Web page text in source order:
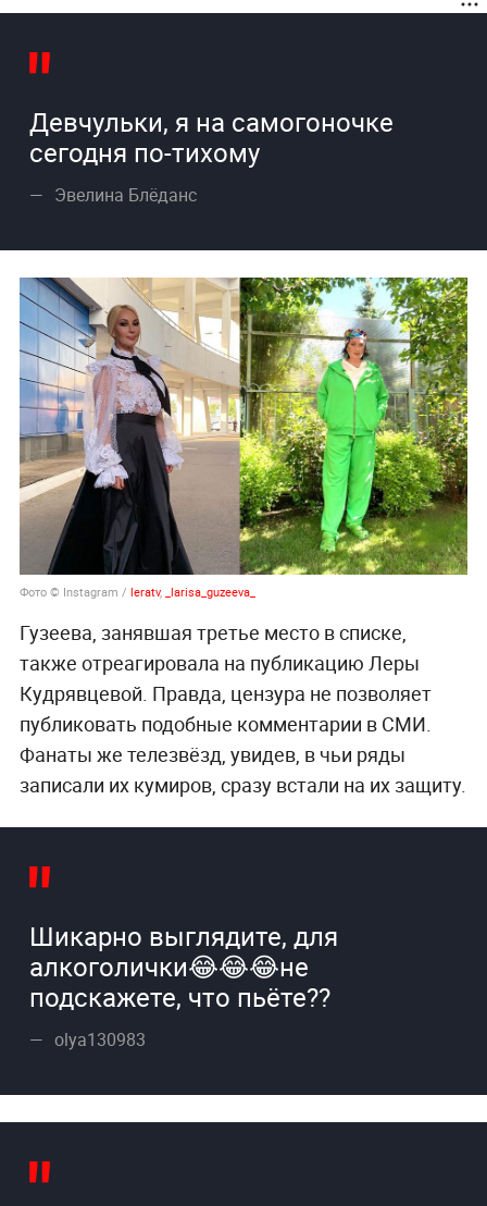
Девчульки, я на самогоночке
сегодня по-тихому
Эвелина Блёданс
Фото © Instagram / leratv, _larisa_guzeeva_
Гузеева, занявшая третье место в списке,
также отреагировала на публикацию Леры
Кудрявцевой. Правда, цензура не позволяет
публиковать подобные комментарии в СМИ.
Фанаты же телезвёзд, увидев, в чьи ряды
записали их кумиров, сразу встали на их защиту.
Шикарно выглядите, для
алкоголички😂😂😂не
подскажете, что пьёте??
olya130983